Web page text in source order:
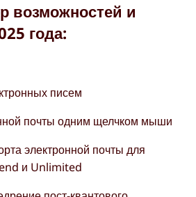
возможностей и
года:
писем
почты одним щелчком мыши
электронной почты для
и Unlimited